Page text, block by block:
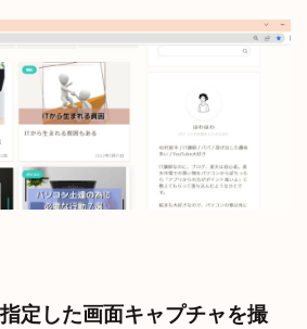
定した画面キャプチャを撮